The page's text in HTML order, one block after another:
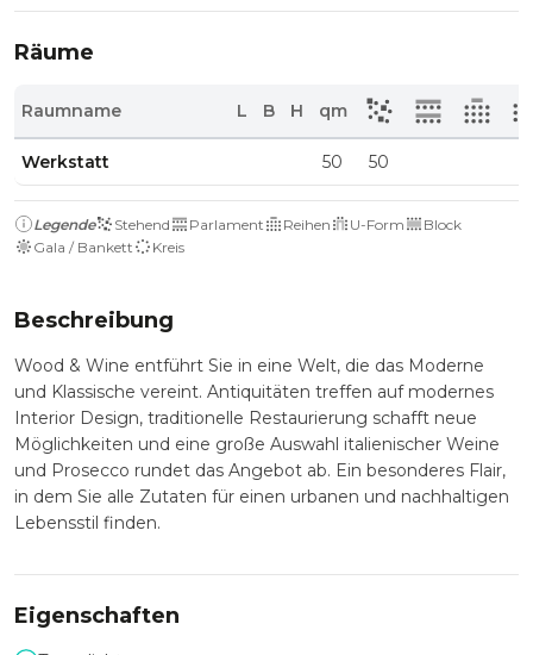
Räume
Raumname L B H qm
Werkstatt 50 50
Legende Stehend Parlament Reihen U-Form
Block
Gala / Bankett
Kreis
Beschreibung
Wood & Wine entführt Sie in eine Welt, die das Moderne
und Klassische vereint. Antiquitäten treffen auf modernes
Interior Design, traditionelle Restaurierung schafft neue
Möglichkeiten und eine große Auswahl italienischer Weine
und Prosecco rundet das Angebot ab. Ein besonderes Flair,
in dem Sie alle Zutaten für einen urbanen und nachhaltigen
Lebensstil finden.
Eigenschaften